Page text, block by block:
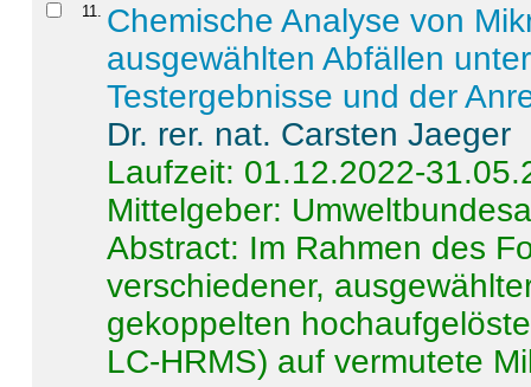
11
Chemische Analyse von
ausgewählten Abfällen
Testergebnisse und der
Dr. rer. nat. Carsten Jaeger
Laufzeit: 01.12.2022-
Mittelgeber:
Abstract: Im Rahmen des
verschiedener,
gekoppelten
LC-HRMS) auf vermutete